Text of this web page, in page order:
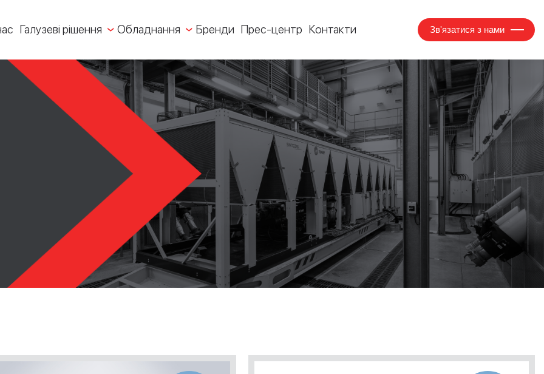
Галузеві рішення Обладнання Бренди Прес-центр Контакти Зв'язатися з нами